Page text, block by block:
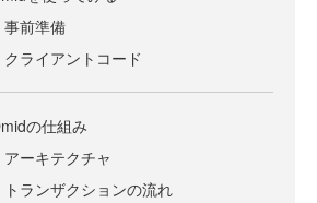
事前準備
クライアントコード
の仕組み
アーキテクチャ
トランザクションの流れ